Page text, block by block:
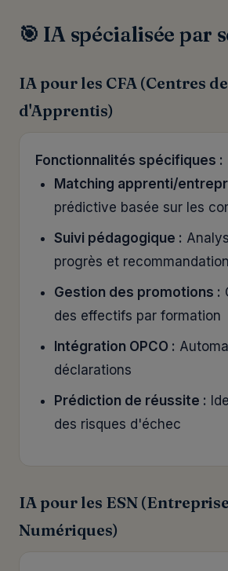
🎯 IA spécialisée par
IA pour les CFA (Centres
d'Apprentis)
Fonctionnalités spécifiques :
Matching apprenti/
prédictive basée sur les
Suivi pédagogique :
progrès et
Gestion des promotions :
des effectifs par formation
Intégration OPCO :
déclarations
Prédiction de réussite :
des risques d'échec
IA pour les ESN
Numériques)